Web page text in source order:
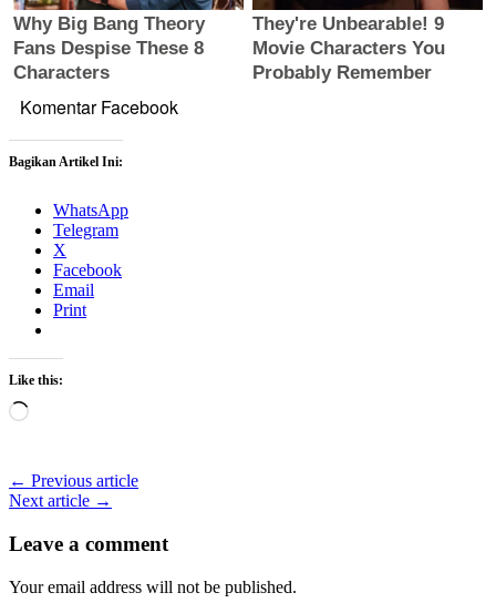
Komentar Facebook
Bagikan Artikel Ini:
WhatsApp
Telegram
X
Facebook
Email
Print
Like this:
Loading…
← Previous article
Next article →
Leave a comment
Your email address will not be published.